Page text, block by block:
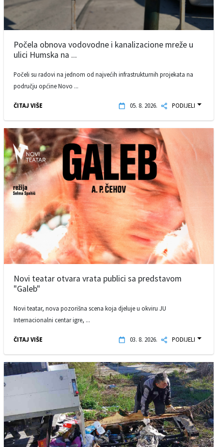
Počela obnova vodovodne i kanalizacione mreže u
ulici Humska na ...
Počeli su radovi na jednom od najvećih infrastrukturnih projekata na
području općine Novo ...
ČITAJ VIŠE 05. 8. 2026. PODIJELI
Novi teatar otvara vrata publici sa predstavom
"Galeb"
Novi teatar, nova pozorišna scena koja djeluje u okviru JU
Internacionalni centar igre, ...
ČITAJ VIŠE 03. 8. 2026. PODIJELI